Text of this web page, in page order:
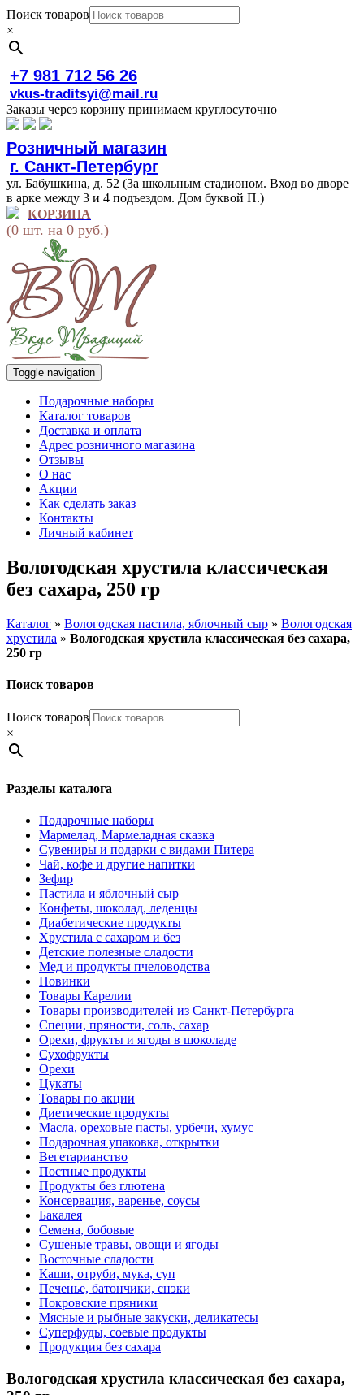
Поиск товаров
×
+7 981 712 56 26
vkus-traditsyi@mail.ru
Заказы через корзину принимаем круглосуточно
Розничный магазин
г. Санкт-Петербург
ул. Бабушкина, д. 52 (За школьным стадионом. Вход во дворе
в арке между 3 и 4 подъездом. Дом буквой П.)
КОРЗИНА
(0 шт. на 0 руб.)
Toggle navigation
Подарочные наборы
Каталог товаров
Доставка и оплата
Адрес розничного магазина
Отзывы
О нас
Акции
Как сделать заказ
Контакты
Личный кабинет
Вологодская хрустила классическая
без сахара, 250 гр
Каталог » Вологодская пастила, яблочный сыр » Вологодская
хрустила » Вологодская хрустила классическая без сахара,
250 гр
Поиск товаров
Поиск товаров
×
Разделы каталога
Подарочные наборы
Мармелад, Мармеладная сказка
Сувениры и подарки с видами Питера
Чай, кофе и другие напитки
Зефир
Пастила и яблочный сыр
Конфеты, шоколад, леденцы
Диабетические продукты
Хрустила с сахаром и без
Детские полезные сладости
Мед и продукты пчеловодства
Новинки
Товары Карелии
Товары производителей из Санкт-Петербурга
Специи, пряности, соль, сахар
Орехи, фрукты и ягоды в шоколаде
Сухофрукты
Орехи
Цукаты
Товары по акции
Диетические продукты
Масла, ореховые пасты, урбечи, хумус
Подарочная упаковка, открытки
Вегетарианство
Постные продукты
Продукты без глютена
Консервация, варенье, соусы
Бакалея
Семена, бобовые
Сушеные травы, овощи и ягоды
Восточные сладости
Каши, отруби, мука, суп
Печенье, батончики, снэки
Покровские пряники
Мясные и рыбные закуски, деликатесы
Суперфуды, соевые продукты
Продукция без сахара
Вологодская хрустила классическая без сахара,